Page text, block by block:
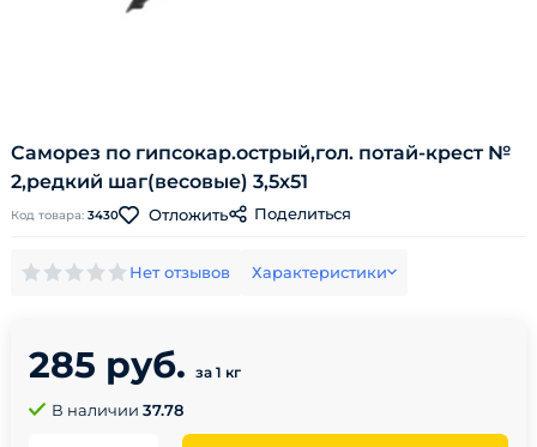
Саморез по гипсокар.острый,гол. потай-крест №
2,редкий шаг(весовые) 3,5х51
Код товара: 3430 Отложить Поделиться
Нет отзывов Характеристики
285 руб. за 1 кг
В наличии 37.78